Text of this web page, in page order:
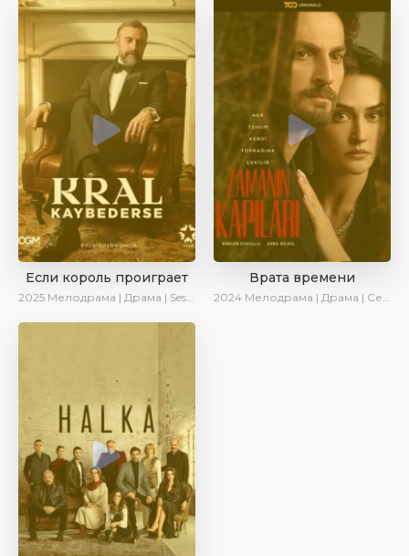
Если король проиграет
2025 Мелодрама | Драма | SesDizi | Ирина Котова | AlisaDirilis | Turok1990 | Новинки | Сериалы 2025
Врата времени
2024 Мелодрама | Драма | Сериалы 2024